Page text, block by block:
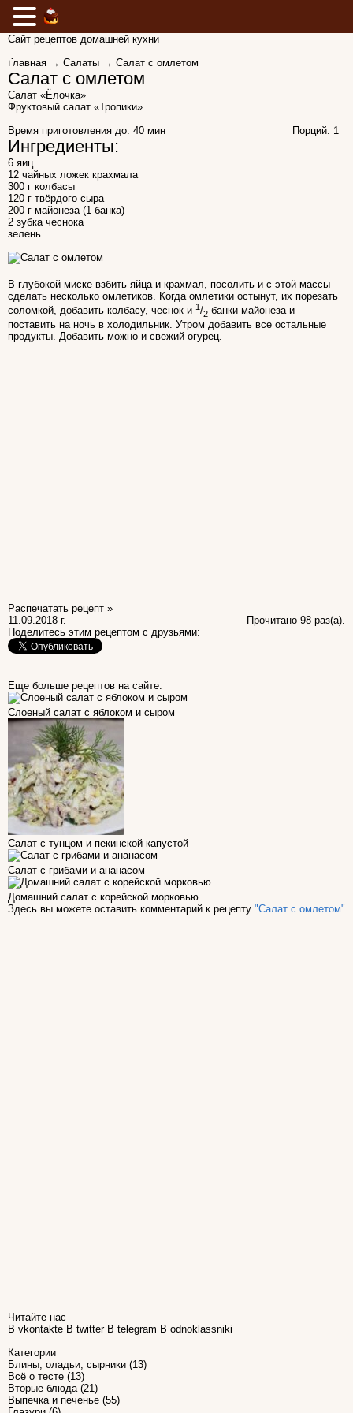
Сайт рецептов домашней кухни
Главная → Салаты → Салат с омлетом
Салат с омлетом
Салат «Ёлочка»
Фруктовый салат «Тропики»
Время приготовления до: 40 мин Порций: 1
Ингредиенты:
6 яиц
12 чайных ложек крахмала
300 г колбасы
120 г твёрдого сыра
200 г майонеза (1 банка)
2 зубка чеснока
зелень
В глубокой миске взбить яйца и крахмал, посолить и с этой массы
сделать несколько омлетиков. Когда омлетики остынут, их порезать
соломкой, добавить колбасу, чеснок и 1/2 банки майонеза и
поставить на ночь в холодильник. Утром добавить все остальные
продукты. Добавить можно и свежий огурец.
Распечатать рецепт »
11.09.2018 г.
Прочитано 98 раз(a).
Поделитесь этим рецептом с друзьями:
Еще больше рецептов на сайте:
Слоеный салат с яблоком и сыром
Салат с тунцом и пекинской капустой
Салат с грибами и ананасом
Домашний салат с корейской морковью
Здесь вы можете оставить комментарий к рецепту "Салат с омлетом"
Читайте нас
В vkontakte В twitter В telegram В odnoklassniki
Категории
Блины, оладьи, сырники (13)
Всё о тесте (13)
Вторые блюда (21)
Выпечка и печенье (55)